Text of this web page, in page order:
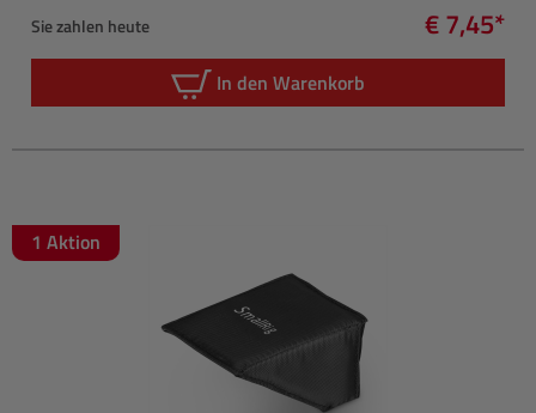
Sie zahlen heute
€ 7,45*
In den Warenkorb
1 Aktion